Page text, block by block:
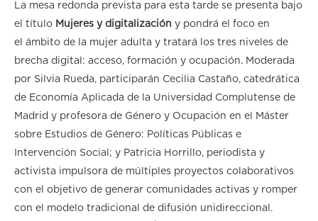
La mesa redonda prevista para esta tarde se presenta bajo
el título Mujeres y digitalización y pondrá el foco en
el ámbito de la mujer adulta y tratará los tres niveles de
brecha digital: acceso, formación y ocupación. Moderada
por Silvia Rueda, participarán Cecilia Castaño, catedrática
de Economía Aplicada de la Universidad Complutense de
Madrid y profesora de Género y Ocupación en el Máster
sobre Estudios de Género: Políticas Públicas e
Intervención Social; y Patricia Horrillo, periodista y
activista impulsora de múltiples proyectos colaborativos
con el objetivo de generar comunidades activas y romper
con el modelo tradicional de difusión unidireccional.